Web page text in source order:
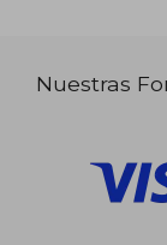
Nuestras